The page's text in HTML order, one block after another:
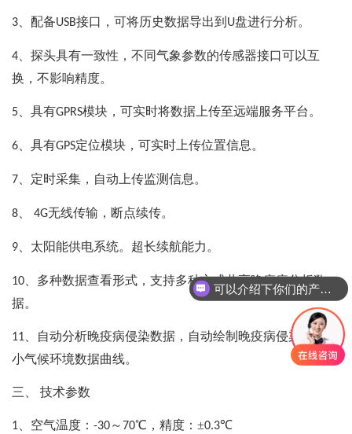
3 、配备USB接口，可将历史数据导出到 U盘进行分析。
4 、探头具有一致性，不同气象参数的传感器接口可以互
换，不影响精度。
5 、具有GPRS模块，可实时将数据上传至远端服务平台。
6 、具有GPS定位模块，可实时上传位置信息。
7 、定时采集，自动上传监测信息。
8 4G无线传输，断点续传。
9 、太阳能供电系统。超长续航能力。
10 、多种数据查看形式，支持多种方式共享晚疫病分析数
据。
11 、自动分析晚疫病侵染数据，自动绘制晚疫病侵染曲线和
小气候环境数据曲线。
三、 技术参数
1 、空气温度： -30～ 70℃，精度：±0.3℃
可以介绍下你们的产品么？